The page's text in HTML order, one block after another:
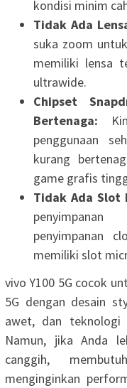
kondisi minim
Tidak Ada
suka zoom
memiliki lensa
ultrawide.
Chipset
Bertenaga:
penggunaan
kurang
game grafis
Tidak Ada Slot
penyimpanan
memiliki slot
vivo Y100 5G cocok
5G dengan desain
awet, dan teknologi
Namun, jika Anda
canggih,
menginginkan